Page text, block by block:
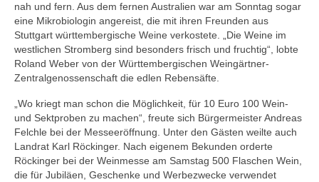
nah und fern. Aus dem fernen Australien war am Sonntag sogar
eine Mikrobiologin angereist, die mit ihren Freunden aus
Stuttgart württembergische Weine verkostete. „Die Weine im
westlichen Stromberg sind besonders frisch und fruchtig“, lobte
Roland Weber von der Württembergischen Weingärtner-
Zentralgenossenschaft die edlen Rebensäfte.
„Wo kriegt man schon die Möglichkeit, für 10 Euro 100 Wein-
und Sektproben zu machen“, freute sich Bürgermeister Andreas
Felchle bei der Messeeröffnung. Unter den Gästen weilte auch
Landrat Karl Röckinger. Nach eigenem Bekunden orderte
Röckinger bei der Weinmesse am Samstag 500 Flaschen Wein,
die für Jubiläen, Geschenke und Werbezwecke verwendet